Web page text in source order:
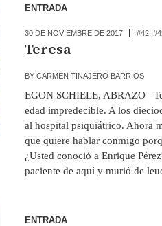
ENTRADA
30 DE NOVIEMBRE DE 2017 #42,
Teresa
BY CARMEN TINAJERO BARRIOS
EGON SCHIELE, ABRAZO
edad impredecible. A los
al hospital psiquiátrico. Ahora
que quiere hablar conmigo
¿Usted conoció a Enrique
paciente de aquí y murió de
ENTRADA